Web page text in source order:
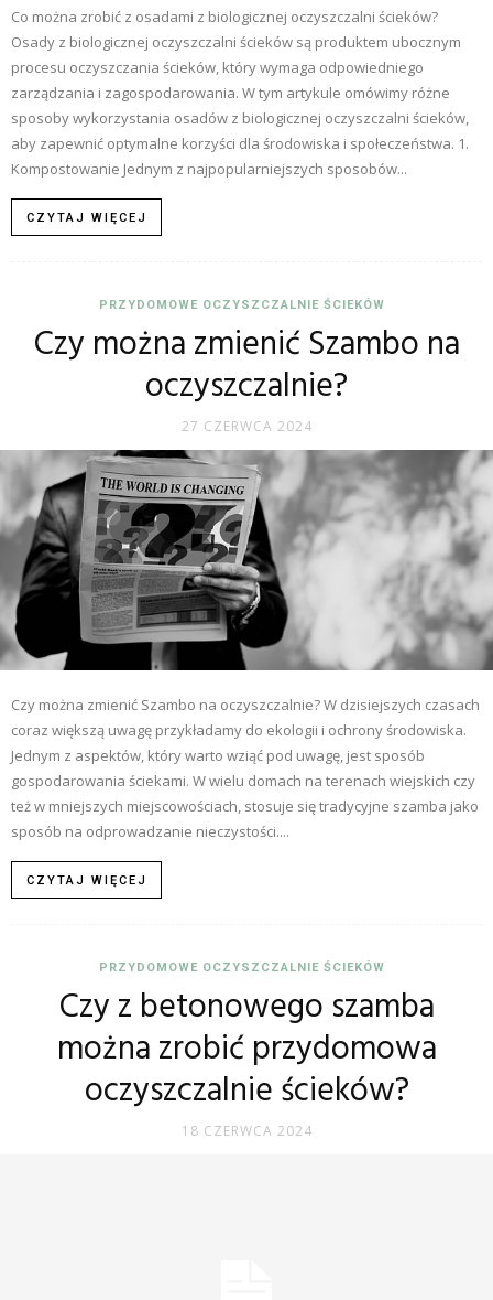
Co można zrobić z osadami z biologicznej oczyszczalni ścieków?
Osady z biologicznej oczyszczalni ścieków są produktem ubocznym
procesu oczyszczania ścieków, który wymaga odpowiedniego
zarządzania i zagospodarowania. W tym artykule omówimy różne
sposoby wykorzystania osadów z biologicznej oczyszczalni ścieków,
aby zapewnić optymalne korzyści dla środowiska i społeczeństwa. 1.
Kompostowanie Jednym z najpopularniejszych sposobów...
CZYTAJ WIĘCEJ
PRZYDOMOWE OCZYSZCZALNIE ŚCIEKÓW
Czy można zmienić Szambo na
oczyszczalnie?
27 CZERWCA 2024
Czy można zmienić Szambo na oczyszczalnie? W dzisiejszych czasach
coraz większą uwagę przykładamy do ekologii i ochrony środowiska.
Jednym z aspektów, który warto wziąć pod uwagę, jest sposób
gospodarowania ściekami. W wielu domach na terenach wiejskich czy
też w mniejszych miejscowościach, stosuje się tradycyjne szamba jako
sposób na odprowadzanie nieczystości....
CZYTAJ WIĘCEJ
PRZYDOMOWE OCZYSZCZALNIE ŚCIEKÓW
Czy z betonowego szamba
można zrobić przydomowa
oczyszczalnie ścieków?
18 CZERWCA 2024